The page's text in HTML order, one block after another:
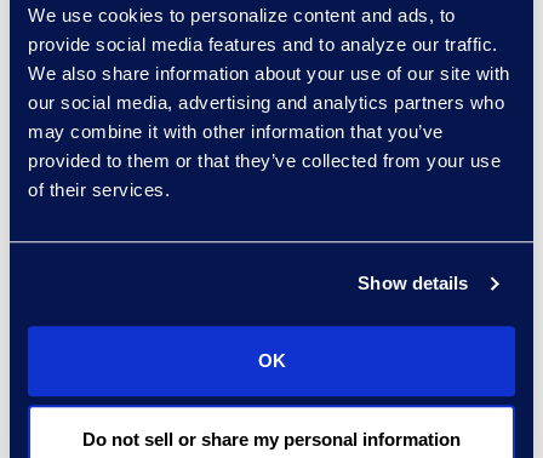
We use cookies to personalize content and ads, to
provide social media features and to analyze our traffic.
We also share information about your use of our site with
our social media, advertising and analytics partners who
may combine it with other information that you’ve
provided to them or that they’ve collected from your use
of their services.
Show details
OK
Do not sell or share my personal information
Akzeptieren von Unsicherheit
ohne Autorität zu verlieren
Eine Führungskraft fragt, ob eine
Reduzierung der Rechtskosten um
20 % in diesem Jahr verbindlich
sich geschäftliche Prioritäten noch
verändern. Statt zu spekulieren,
Ausgangspunkt, die verfügbaren
Hebel wie Panel Optimierung,
Richtlinien, Intake Steuerung und